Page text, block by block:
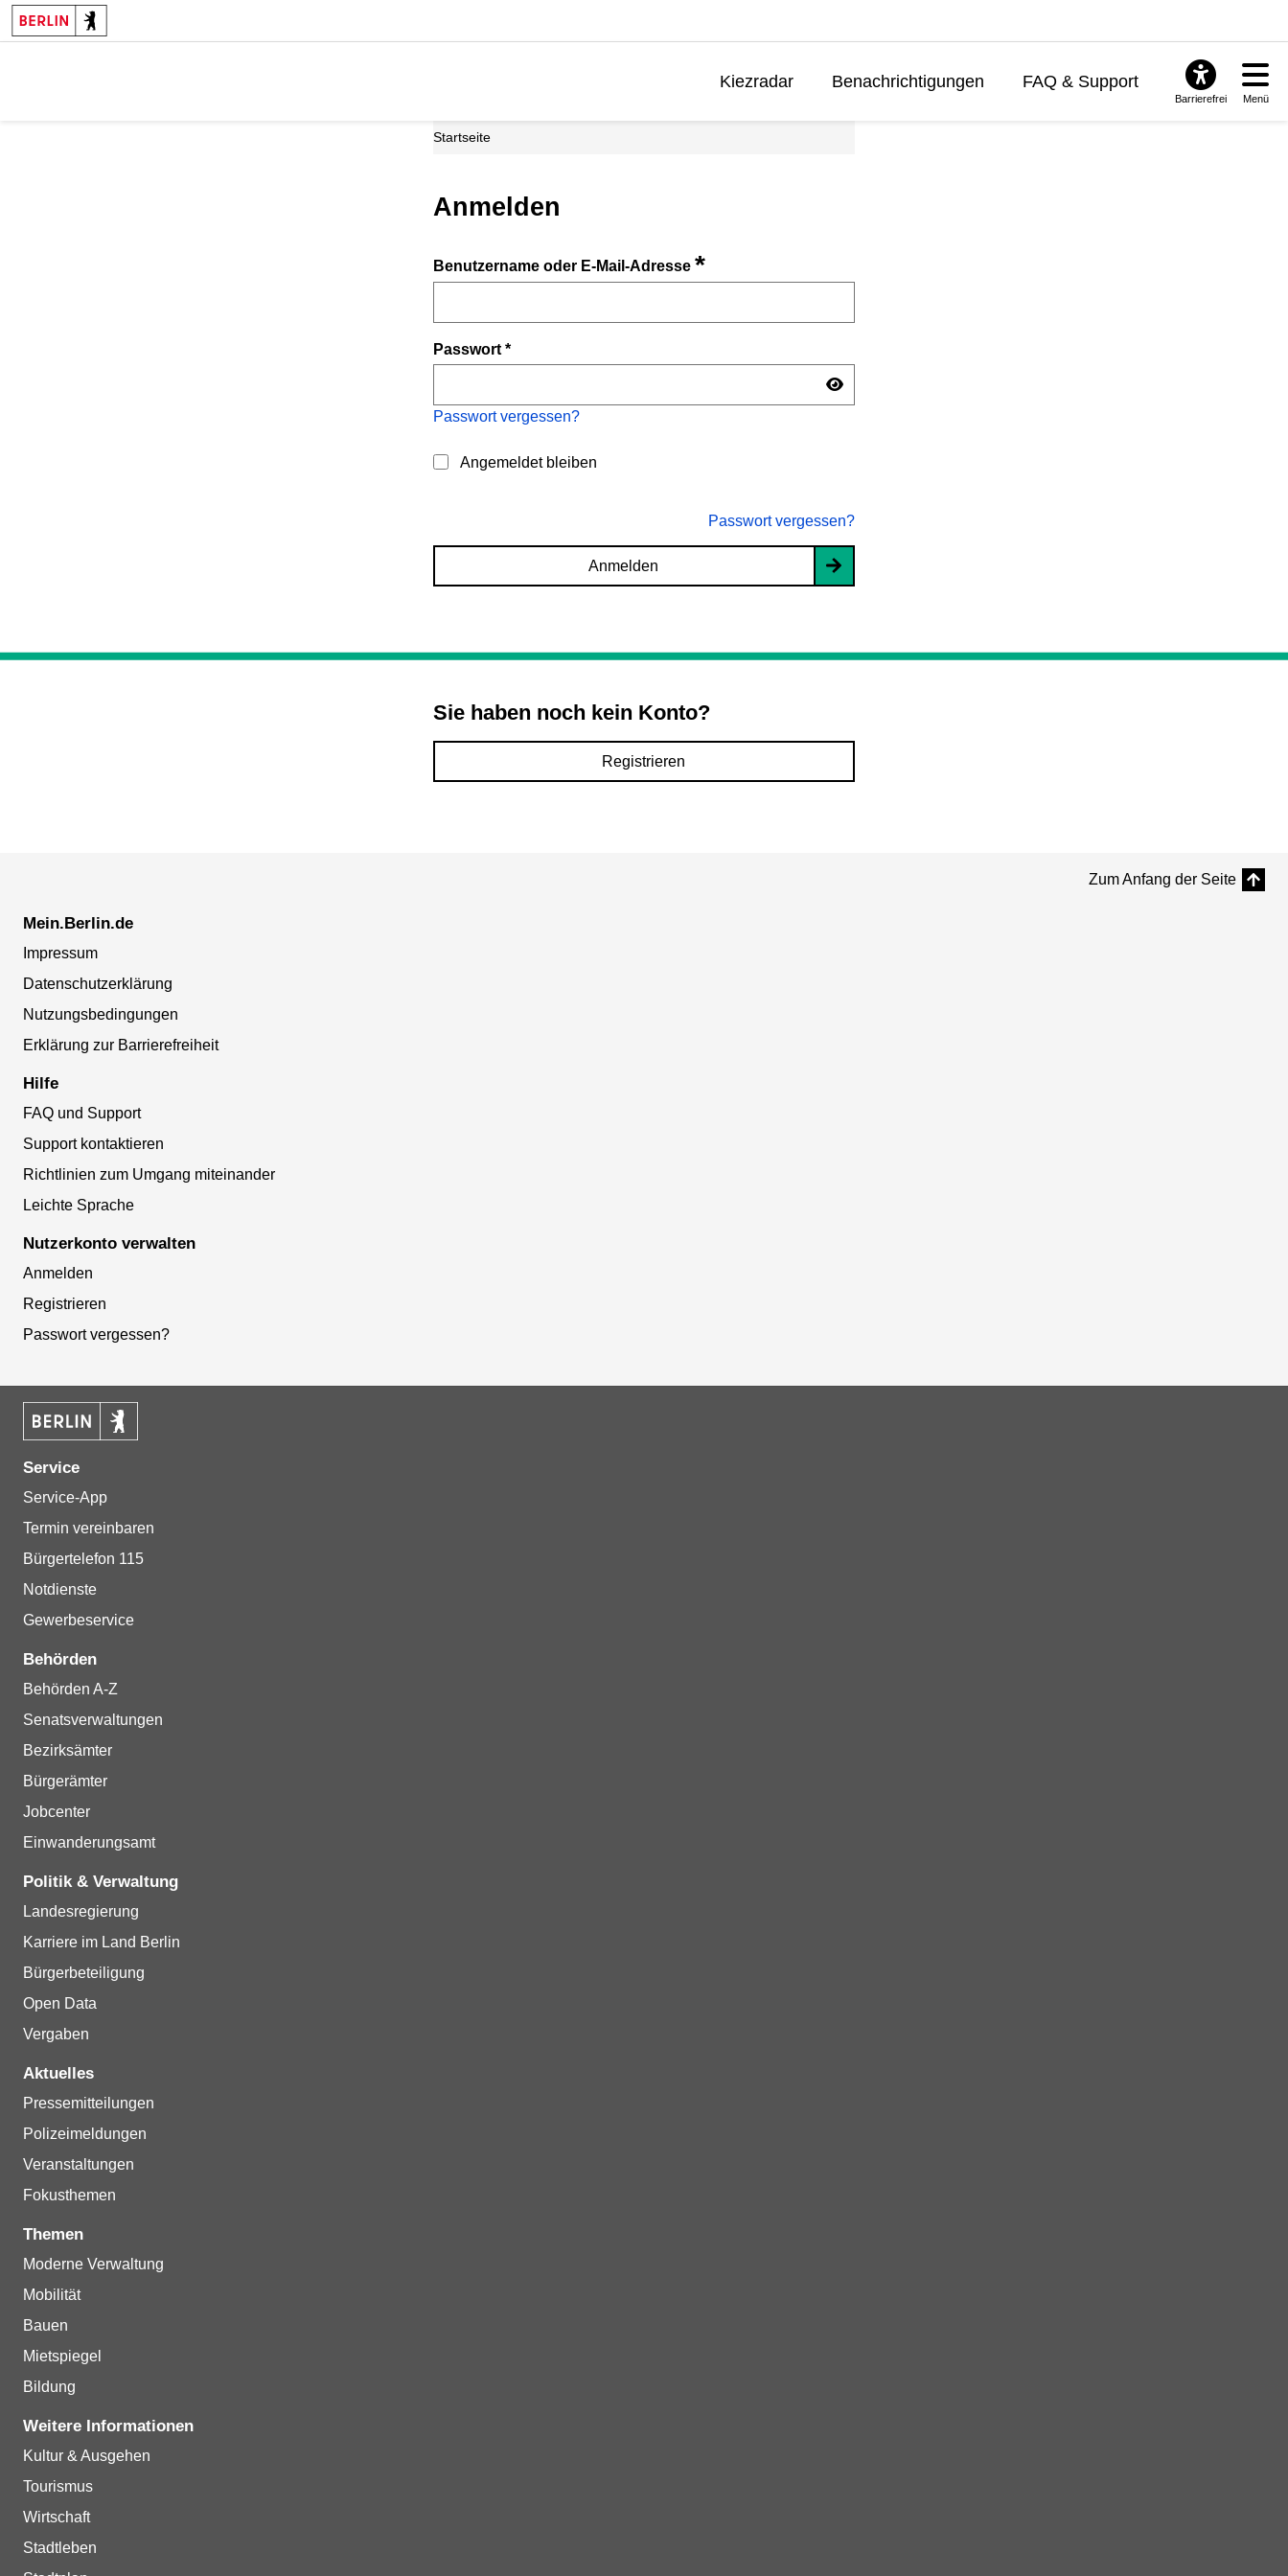
Kiezradar Benachrichtigungen FAQ & Support
Barrierefrei Menü
Startseite
Anmelden
Benutzername oder E-Mail-Adresse*
Passwort*
Passwort vergessen?
Angemeldet bleiben
Passwort vergessen?
Anmelden
Sie haben noch kein Konto?
Registrieren
Zum Anfang der Seite
Mein.Berlin.de
Impressum
Datenschutzerklärung
Nutzungsbedingungen
Erklärung zur Barrierefreiheit
Hilfe
FAQ und Support
Support kontaktieren
Richtlinien zum Umgang miteinander
Leichte Sprache
Nutzerkonto verwalten
Anmelden
Registrieren
Passwort vergessen?
Service
Service-App
Termin vereinbaren
Bürgertelefon 115
Notdienste
Gewerbeservice
Behörden
Behörden A-Z
Senatsverwaltungen
Bezirksämter
Bürgerämter
Jobcenter
Einwanderungsamt
Politik & Verwaltung
Landesregierung
Karriere im Land Berlin
Bürgerbeteiligung
Open Data
Vergaben
Aktuelles
Pressemitteilungen
Polizeimeldungen
Veranstaltungen
Fokusthemen
Themen
Moderne Verwaltung
Mobilität
Bauen
Mietspiegel
Bildung
Weitere Informationen
Kultur & Ausgehen
Tourismus
Wirtschaft
Stadtleben